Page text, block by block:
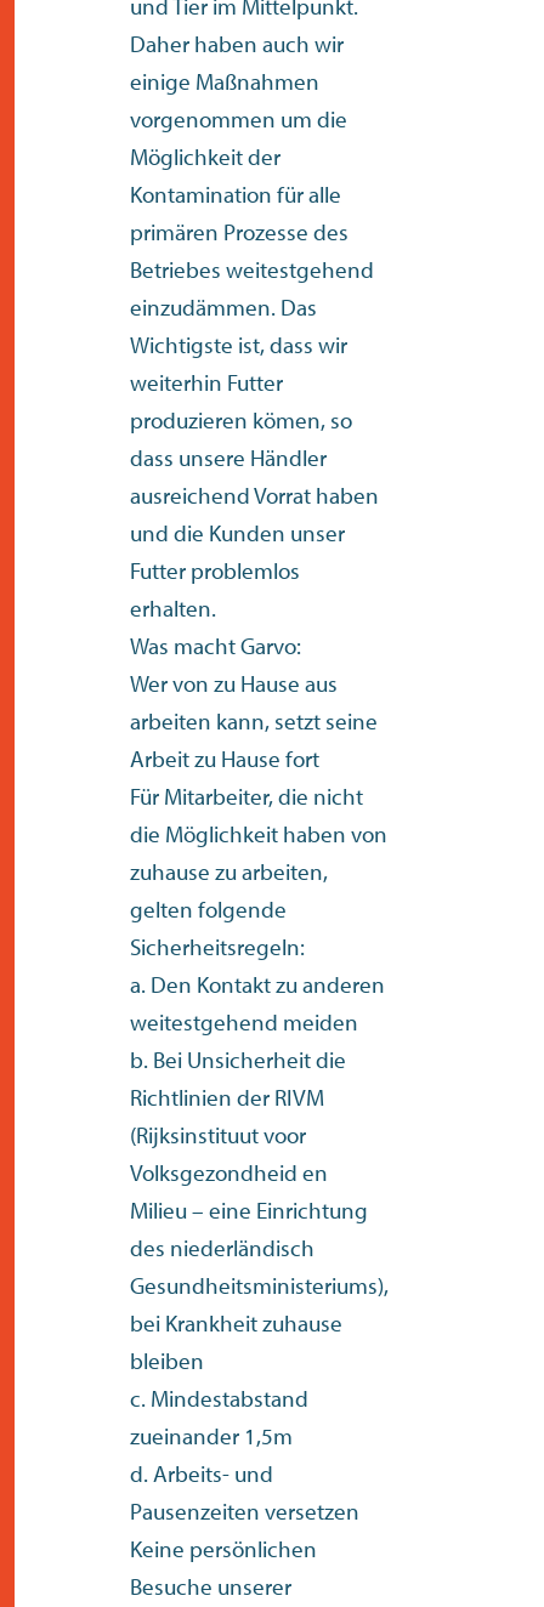
und Tier im Mittelpunkt.
Daher haben auch wir
einige Maßnahmen
vorgenommen um die
Möglichkeit der
Kontamination für alle
primären Prozesse des
Betriebes weitestgehend
einzudämmen. Das
Wichtigste ist, dass wir
weiterhin Futter
produzieren kömen, so
dass unsere Händler
ausreichend Vorrat haben
und die Kunden unser
Futter problemlos
erhalten.
Was macht Garvo:
Wer von zu Hause aus
arbeiten kann, setzt seine
Arbeit zu Hause fort
Für Mitarbeiter, die nicht
die Möglichkeit haben von
zuhause zu arbeiten,
gelten folgende
Sicherheitsregeln:
a. Den Kontakt zu anderen
weitestgehend meiden
b. Bei Unsicherheit die
Richtlinien der RIVM
(Rijksinstituut voor
Volksgezondheid en
Milieu – eine Einrichtung
des niederländisch
Gesundheitsministeriums),
bei Krankheit zuhause
bleiben
c. Mindestabstand
zueinander 1,5m
d. Arbeits- und
Pausenzeiten versetzen
Keine persönlichen
Besuche unserer